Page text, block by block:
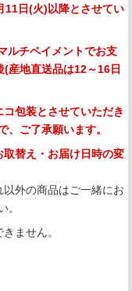
11日(火)以降とさせてい
ルチペイメントでお支
産地直送品は12～16日
包装とさせていただき
、ご了承願います。
替え・お届け日時の変
外の商品はご一緒にお
。
ません。